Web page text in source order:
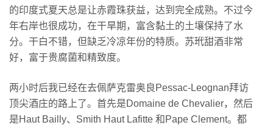
的印度式夏天总是让赤霞珠获益，达到完全成熟。不过今
年右岸也很成功，在干旱期，富含黏土的土壤保持了水
分。干白不错，但缺乏冷凉年份的特质。苏玳甜酒非常
好，富于贵腐菌和精致度。
两小时后我已经在去佩萨克雷奥良Pessac-Leognan拜访
顶尖酒庄的路上了。首先是Domaine de Chevalier，然后
是Haut Bailly、Smith Haut Lafitte 和Pape Clement。都